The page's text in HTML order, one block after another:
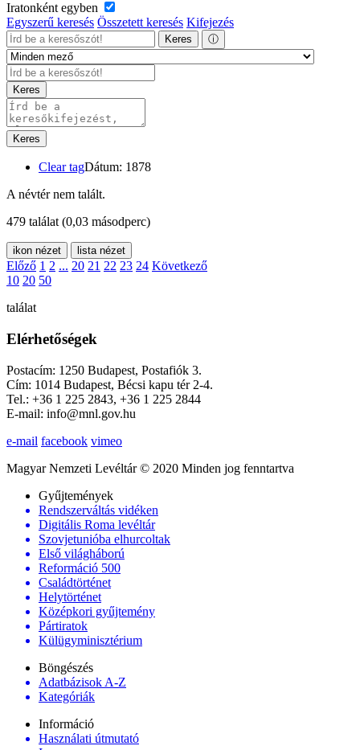
Iratonként egyben
Egyszerű keresés Összetett keresés Kifejezés
Keres ⓘ
Keres
Keres
Clear tagDátum: 1878
A névtér nem talált.
479 találat (0,03 másodperc)
ikon nézet lista nézet
Előző 1 2 ... 20 21 22 23 24 Következő
10 20 50
találat
Elérhetőségek
Postacím: 1250 Budapest, Postafiók 3.
Cím: 1014 Budapest, Bécsi kapu tér 2-4.
Tel.: +36 1 225 2843, +36 1 225 2844
E-mail: info@mnl.gov.hu
e-mail facebook vimeo
Magyar Nemzeti Levéltár © 2020 Minden jog fenntartva
Gyűjtemények
Rendszerváltás vidéken
Digitális Roma levéltár
Szovjetunióba elhurcoltak
Első világháború
Reformáció 500
Családtörténet
Helytörténet
Középkori gyűjtemény
Pártiratok
Külügyminisztérium
Böngészés
Adatbázisok A-Z
Kategóriák
Információ
Használati útmutató